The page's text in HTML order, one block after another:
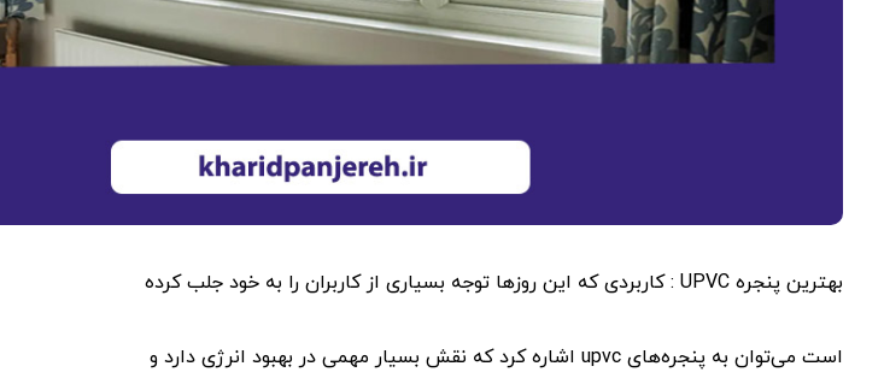
بهترین پنجره UPVC : کاربردی که این روزها توجه بسیاری از کاربران را به خود جلب کرده
است می‌توان به پنجره‌های upvc اشاره کرد که نقش بسیار مهمی در بهبود انرژی دارد و